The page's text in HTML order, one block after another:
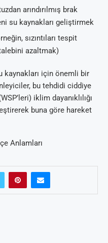
arındırılmış brak
su kaynakları geliştirmek
sızıntıları tespit
azaltmak)
için önemli bir
bu tehdidi ciddiye
iklim dayanıklılığı
buna göre hareket
Anlamları